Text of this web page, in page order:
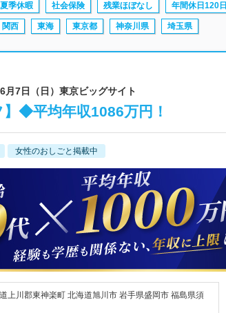
夏季休暇 社会保険 残業ほぼなし 年間休日120日
関西 東海 東京都 神奈川県 埼玉県
7日（日）東京ビッグサイト
◆平均年収1086万円！
女性のおしごと掲載中
上川郡東神楽町 北海道旭川市 岩手県盛岡市 福島県須